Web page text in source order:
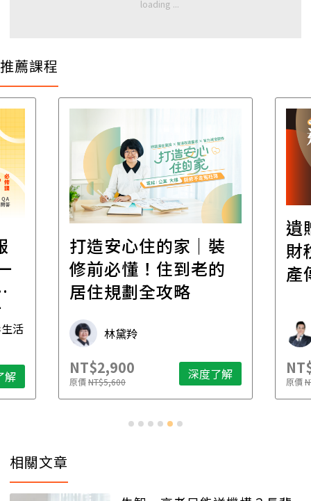
推薦課程
活
解
打造安心住的家｜裝
修前必懂！住到老的
居住規劃全攻略
林黛羚
NT$2,900
原價NT$5,600 深度了解
遺
財
產
原價
相關文章